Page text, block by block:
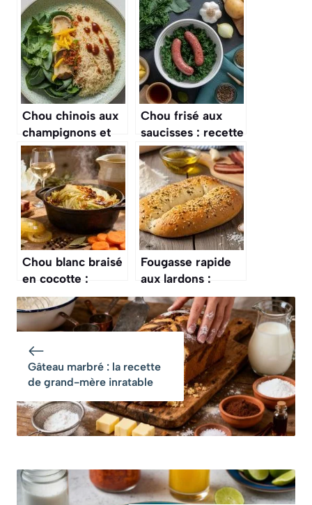
Chou chinois aux
champignons et
riz : recette
savoureuse
Chou frisé aux
saucisses : recette
savoureuse et
facile
Chou blanc braisé
en cocotte :
recette
savoureuse et
facile
Fougasse rapide
aux lardons :
recette simple et
savoureuse
Gâteau marbré : la recette
de grand-mère inratable